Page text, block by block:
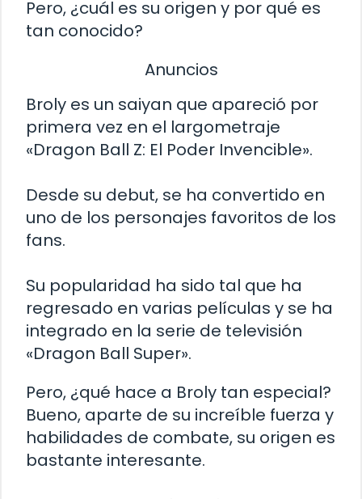
Pero, ¿cuál es su origen y por qué es
tan conocido?
Anuncios
Broly es un saiyan que apareció por
primera vez en el largometraje
«Dragon Ball Z: El Poder Invencible».
Desde su debut, se ha convertido en
uno de los personajes favoritos de los
fans.
Su popularidad ha sido tal que ha
regresado en varias películas y se ha
integrado en la serie de televisión
«Dragon Ball Super».
Pero, ¿qué hace a Broly tan especial?
Bueno, aparte de su increíble fuerza y
habilidades de combate, su origen es
bastante interesante.